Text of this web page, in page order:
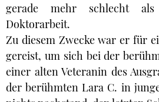
gerade mehr schlecht
Doktorarbeit.
Zu diesem Zwecke war er für
gereist, um sich bei der
einer alten Veteranin des
der berühmten Lara C. in